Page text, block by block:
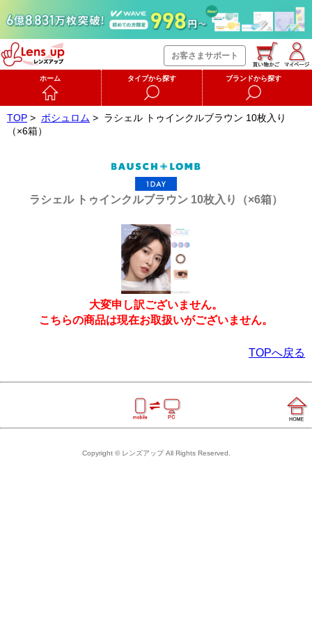
お客さまサポート
ホーム タイプから探す ブランドから探す
TOP > ボシュロム > ラシェル トゥインクルブラウン 10枚入り
（×6箱）
ラシェル トゥインクルブラウン 10枚入り（×6箱）
大変申し訳ございません。
こちらの商品は現在お取扱いがございません。
TOPへ戻る
Copyright © レンズアップ All Rights Reserved.